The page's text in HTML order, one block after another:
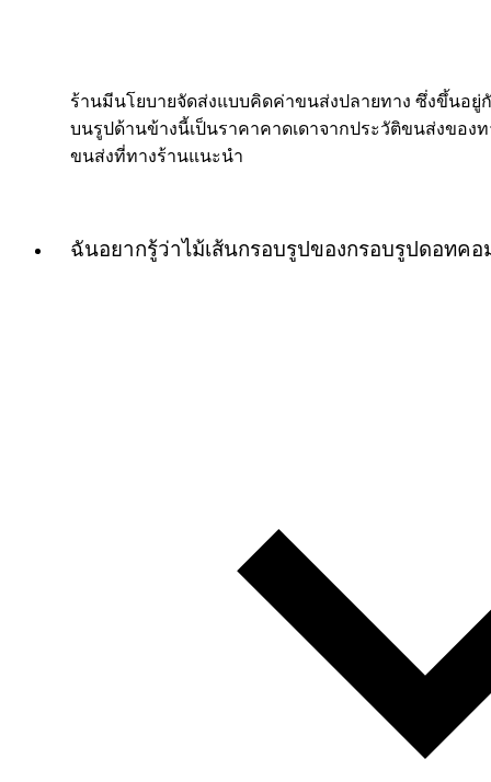
ร้านมีนโยบายจัดส่งแบบคิดค่าขนส่งปลายทาง ซึ่งขึ้นอ
บนรูปด้านข้างนี้เป็นราคาคาดเดาจากประวัติขนส่งของ
ขนส่งที่ทางร้านแนะนำ
ฉันอยากรู้ว่าไม้เส้นกรอบรูปของกรอบรูปดอทคอ